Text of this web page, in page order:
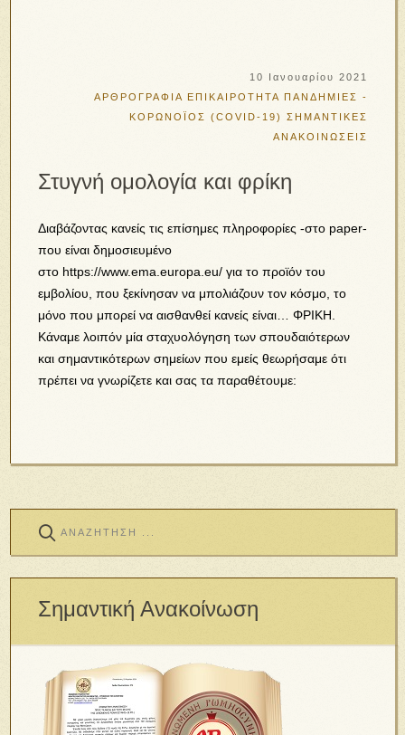
10 Ιανουαρίου 2021
ΑΡΘΡΟΓΡΑΦΙΑ ΕΠΙΚΑΙΡΟΤΗΤΑ ΠΑΝΔΗΜΙΕΣ -
ΚΟΡΩΝΟΪΟΣ (COVID-19)
ΣΗΜΑΝΤΙΚΕΣ
ΑΝΑΚΟΙΝΩΣΕΙΣ
Στυγνή ομολογία και φρίκη
Διαβάζοντας κανείς τις επίσημες πληροφορίες -στο paper-
που είναι δημοσιευμένο
στο https://www.ema.europa.eu/ για το προϊόν του
εμβολίου, που ξεκίνησαν να μπολιάζουν τον κόσμο, το
μόνο που μπορεί να αισθανθεί κανείς είναι… ΦΡΙΚΗ.
Κάναμε λοιπόν μία σταχυολόγηση των σπουδαιότερων
και σημαντικότερων σημείων που εμείς θεωρήσαμε ότι
πρέπει να γνωρίζετε και σας τα παραθέτουμε:
Σημαντική Ανακοίνωση